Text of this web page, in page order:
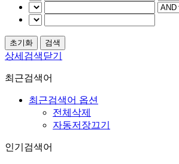
상세검색닫기
최근검색어
최근검색어 옵션
전체삭제
자동저장끄기
인기검색어